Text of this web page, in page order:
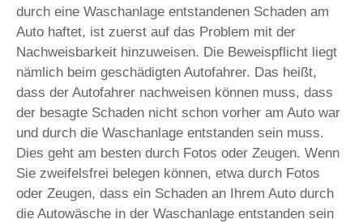
durch eine Waschanlage entstandenen Schaden am
Auto haftet, ist zuerst auf das Problem mit der
Nachweisbarkeit hinzuweisen. Die Beweispflicht liegt
nämlich beim geschädigten Autofahrer. Das heißt,
dass der Autofahrer nachweisen können muss, dass
der besagte Schaden nicht schon vorher am Auto war
und durch die Waschanlage entstanden sein muss.
Dies geht am besten durch Fotos oder Zeugen. Wenn
Sie zweifelsfrei belegen können, etwa durch Fotos
oder Zeugen, dass ein Schaden an Ihrem Auto durch
die Autowäsche in der Waschanlage entstanden sein